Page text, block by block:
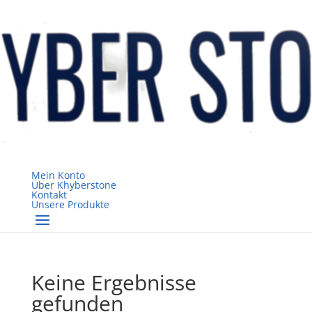
Mein Konto
Über Khyberstone
Kontakt
Unsere Produkte
Keine Ergebnisse
gefunden